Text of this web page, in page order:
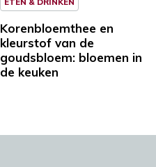
Korenbloemthee en
kleurstof van de
goudsbloem: bloemen in
de keuken